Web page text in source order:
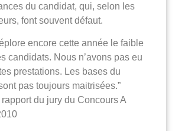
du candidat, qui, selon les
font souvent défaut.
encore cette année le faible
candidats. Nous n’avons pas eu
prestations. Les bases du
pas toujours maitrisées.”
rapport du jury du Concours A